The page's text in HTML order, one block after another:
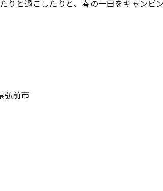
りと過ごしたりと、春の一日をキャンピ
弘前市